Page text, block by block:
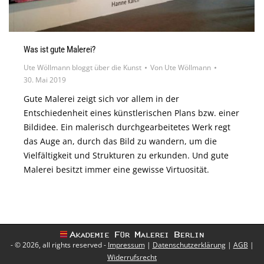
Was ist gute Malerei?
Ute Wöllmann bloggt über die Kunst Von Ute Wöllmann
30. Mai 2019
Gute Malerei zeigt sich vor allem in der
Entschiedenheit eines künstlerischen Plans bzw. einer
Bildidee. Ein malerisch durchgearbeitetes Werk regt
das Auge an, durch das Bild zu wandern, um die
Vielfältigkeit und Strukturen zu erkunden. Und gute
Malerei besitzt immer eine gewisse Virtuosität.
- © 2026, all rights reserved - Impressum| Datenschutzerklärung| AGB |
Widerrufsrecht